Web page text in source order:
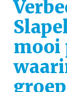
mooi